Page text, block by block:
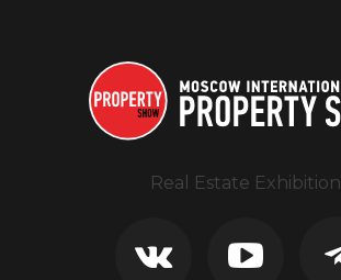
Real Estate Exhibition